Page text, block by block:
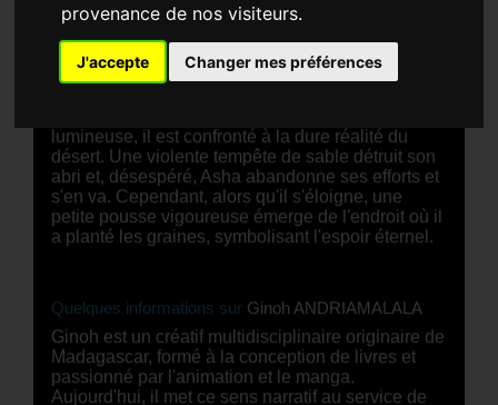
provenance de nos visiteurs.
J'accepte Changer mes préférences
Asha, un garçon de 10 ans vivant dans le Sahara,
trouve des graines précieuses dans une boîte
métallique lâchée par un oiseau. Il les plante dans
sa cachette de fortune et les arrose avec soin,
lumineuse, il est confronté à la dure réalité du
désert. Une violente tempête de sable détruit son
abri et, désespéré, Asha abandonne ses efforts et
s'en va. Cependant, alors qu'il s'éloigne, une
petite pousse vigoureuse émerge de l'endroit où il
a planté les graines, symbolisant l'espoir éternel.
Quelques informations sur Ginoh ANDRIAMALALA
Ginoh est un créatif multidisciplinaire originaire de
Madagascar, formé à la conception de livres et
passionné par l'animation et le manga.
Aujourd'hui, il met ce sens narratif au service de